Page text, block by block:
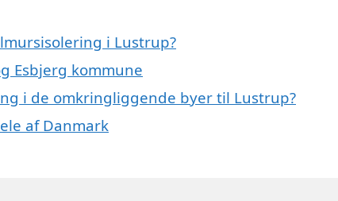
i Lustrup?
Esbjerg kommune
i de omkringliggende byer til Lustrup?
af Danmark